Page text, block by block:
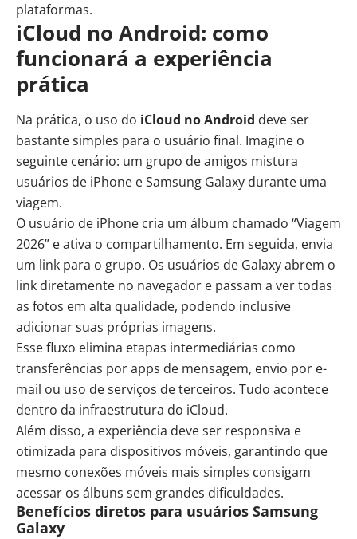
plataformas.
iCloud no Android: como
funcionará a experiência
prática
Na prática, o uso do iCloud no Android deve ser
bastante simples para o usuário final. Imagine o
seguinte cenário: um grupo de amigos mistura
usuários de iPhone e Samsung Galaxy durante uma
viagem.
O usuário de iPhone cria um álbum chamado “Viagem
2026” e ativa o compartilhamento. Em seguida, envia
um link para o grupo. Os usuários de Galaxy abrem o
link diretamente no navegador e passam a ver todas
as fotos em alta qualidade, podendo inclusive
adicionar suas próprias imagens.
Esse fluxo elimina etapas intermediárias como
transferências por apps de mensagem, envio por e-
mail ou uso de serviços de terceiros. Tudo acontece
dentro da infraestrutura do iCloud.
Além disso, a experiência deve ser responsiva e
otimizada para dispositivos móveis, garantindo que
mesmo conexões móveis mais simples consigam
acessar os álbuns sem grandes dificuldades.
Benefícios diretos para usuários Samsung
Galaxy